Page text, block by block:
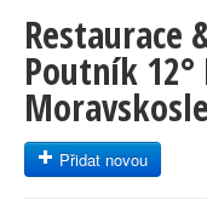
Restaurace
Poutník
Přidat novou